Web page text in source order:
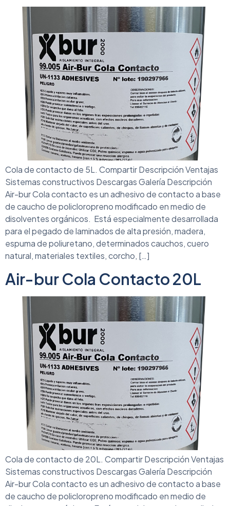
Cola de contacto de 5L. Compartir Descripción Ventajas
Sistemas constructivos Descargas Galería Descripción
Air-bur Cola contacto es un adhesivo de contacto a base
de caucho de policloropreno modificado en medio de
disolventes orgánicos. Está especialmente desarrollada
para el pegado de laminados de alta presión, madera,
espuma de poliuretano, determinados cauchos, cuero
natural, materiales textiles, corcho, […]
Air-bur Cola Contacto 20L
Cola de contacto de 20L. Compartir Descripción Ventajas
Sistemas constructivos Descargas Galería Descripción
Air-bur Cola contacto es un adhesivo de contacto a base
de caucho de policloropreno modificado en medio de